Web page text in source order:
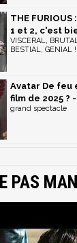
THE
1 et 2, c'est
VISCERAL,
BESTIAL, GENIAL !
Avatar De feu
film de 2025
grand spectacle
PAS